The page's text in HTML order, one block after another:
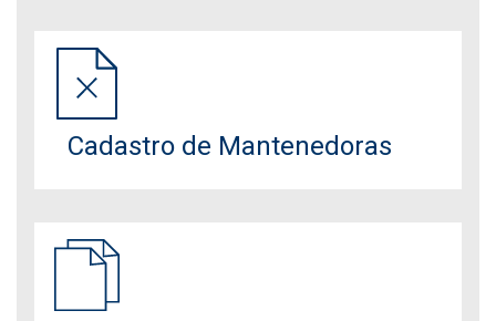
Cadastro de Mantenedoras